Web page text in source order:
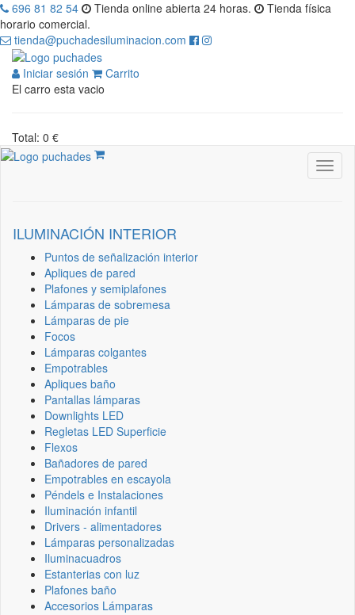
696 81 82 54 Tienda online abierta 24 horas.
Tienda física
horario comercial.
tienda@puchadesiluminacion.com
Iniciar sesión
Carrito
El carro esta vacio
Total: 0 €
ILUMINACIÓN INTERIOR
Puntos de señalización interior
Apliques de pared
Plafones y semiplafones
Lámparas de sobremesa
Lámparas de pie
Focos
Lámparas colgantes
Empotrables
Apliques baño
Pantallas lámparas
Downlights LED
Regletas LED Superficie
Flexos
Bañadores de pared
Empotrables en escayola
Péndels e Instalaciones
Iluminación infantil
Drivers - alimentadores
Lámparas personalizadas
Iluminacuadros
Estanterias con luz
Plafones baño
Accesorios Lámparas